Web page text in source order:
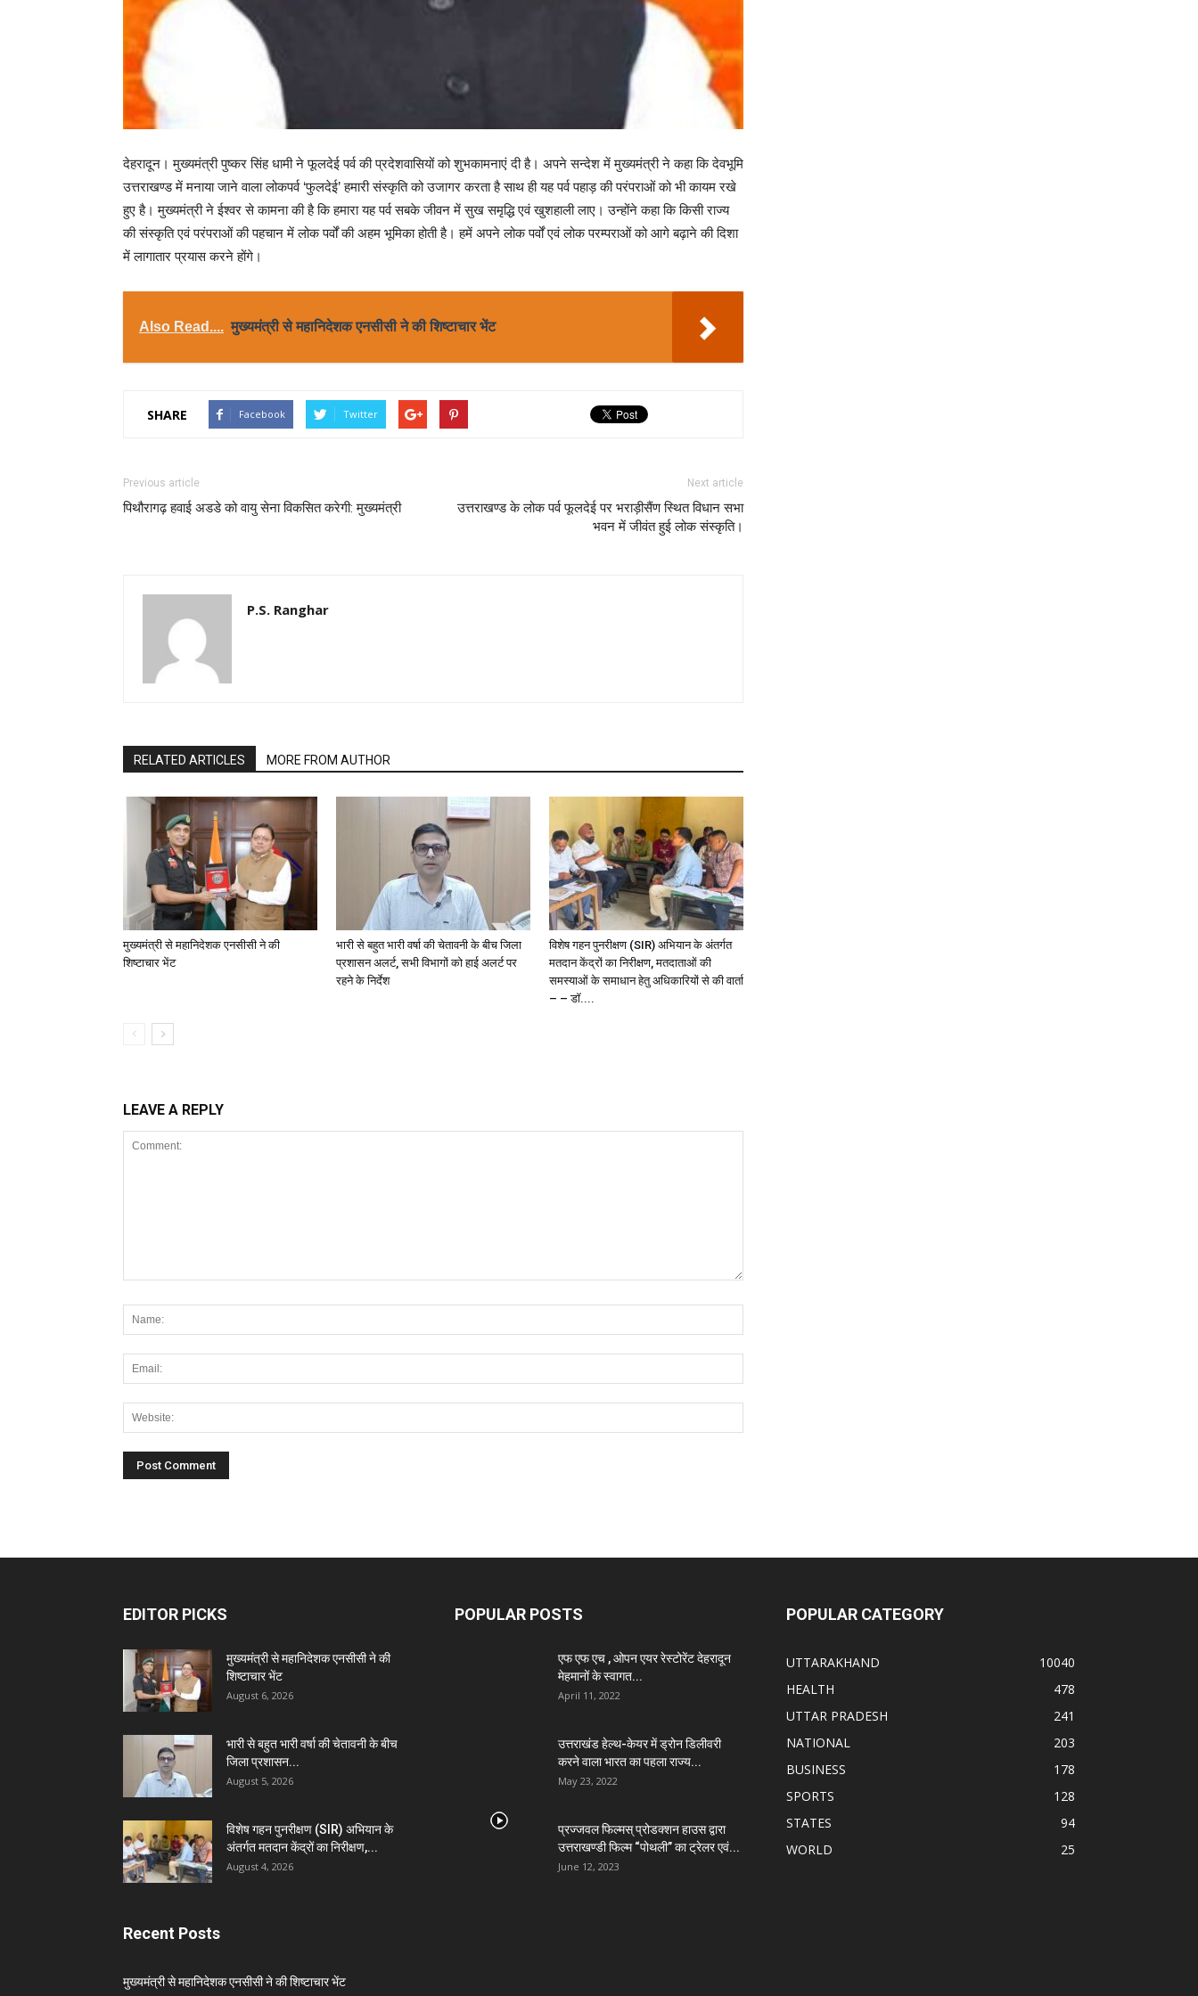
देहरादून। मुख्यमंत्री पुष्कर सिंह धामी ने फूलदेई पर्व की प्रदेशवासियों को शुभकामनाएं दी है। अपने सन्देश में मुख्यमंत्री ने कहा कि देवभूमि
उत्तराखण्ड में मनाया जाने वाला लोकपर्व ‘फुलदेई’ हमारी संस्कृति को उजागर करता है साथ ही यह पर्व पहाड़ की परंपराओं को भी कायम रखे
हुए है। मुख्यमंत्री ने ईश्वर से कामना की है कि हमारा यह पर्व सबके जीवन में सुख समृद्धि एवं खुशहाली लाए। उन्होंने कहा कि किसी राज्य
की संस्कृति एवं परंपराओं की पहचान में लोक पर्वों की अहम भूमिका होती है। हमें अपने लोक पर्वों एवं लोक परम्पराओं को आगे बढ़ाने की दिशा
में लागातार प्रयास करने होंगे।
Also Read.... मुख्यमंत्री से महानिदेशक एनसीसी ने की शिष्टाचार भेंट
SHARE Facebook Twitter
Previous article
पिथौरागढ़ हवाई अडडे को वायु सेना विकसित करेगी: मुख्यमंत्री
Next article
उत्तराखण्ड के लोक पर्व फूलदेई पर भराड़ीसैंण स्थित विधान सभा
भवन में जीवंत हुई लोक संस्कृति।
P.S. Ranghar
RELATED ARTICLES MORE FROM AUTHOR
मुख्यमंत्री से महानिदेशक एनसीसी ने की
शिष्टाचार भेंट
भारी से बहुत भारी वर्षा की चेतावनी के बीच जिला
प्रशासन अलर्ट, सभी विभागों को हाई अलर्ट पर
रहने के निर्देश
विशेष गहन पुनरीक्षण (SIR) अभियान के अंतर्गत
मतदान केंद्रों का निरीक्षण, मतदाताओं की
समस्याओं के समाधान हेतु अधिकारियों से की वार्ता
– – डॉ....
LEAVE A REPLY
EDITOR PICKS
मुख्यमंत्री से महानिदेशक एनसीसी ने की
शिष्टाचार भेंट
August 6, 2026
भारी से बहुत भारी वर्षा की चेतावनी के बीच
जिला प्रशासन...
August 5, 2026
विशेष गहन पुनरीक्षण (SIR) अभियान के
अंतर्गत मतदान केंद्रों का निरीक्षण,...
August 4, 2026
Recent Posts
मुख्यमंत्री से महानिदेशक एनसीसी ने की शिष्टाचार भेंट
POPULAR POSTS
एफ एफ एच , ओपन एयर रेस्टोरेंट देहरादून
मेहमानों के स्वागत...
April 11, 2022
उत्तराखंड हेल्थ-केयर में ड्रोन डिलीवरी
करने वाला भारत का पहला राज्य...
May 23, 2022
प्रज्जवल फिल्मस् प्रोडक्शन हाउस द्वारा
उत्तराखण्डी फिल्म “पोथली” का ट्रेलर एवं...
June 12, 2023
POPULAR CATEGORY
UTTARAKHAND
10040
HEALTH
478
UTTAR PRADESH
241
NATIONAL
203
BUSINESS
178
SPORTS
128
STATES
94
WORLD
25